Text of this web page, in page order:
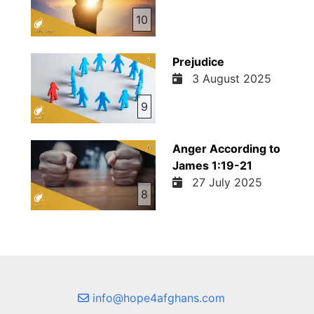
10
9
Prejudice
3 August 2025
8
Anger According to
James 1:19-21
27 July 2025
info@hope4afghans.com